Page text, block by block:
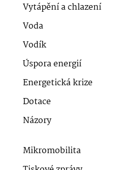
Vytápění a chlazení
Voda
Vodík
Úspora energií
Energetická krize
Dotace
Názory
Mikromobilita